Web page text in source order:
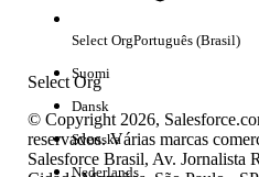
Sem
Select Org
Select OrgPortuguês (Brasil)
Suomi
Dansk
Svenska
Nederlands
© Copyright 2026,
reservados. Várias marcas
Salesforce Brasil, Av. Jornalista